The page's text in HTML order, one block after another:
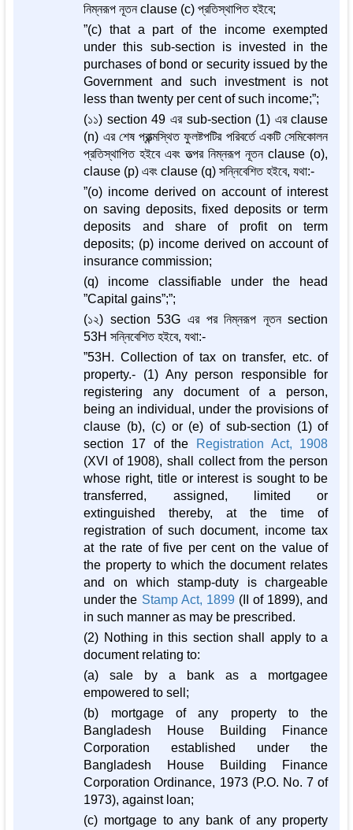
নিম্নরূপ নূতন clause (c) প্রতিস্থাপিত হইবে;
”(c) that a part of the income exempted
under this sub-section is invested in the
purchases of bond or security issued by the
Government and such investment is not
less than twenty per cent of such income;”;
(১১) section 49 এর sub-section (1) এর clause
(n) এর শেষ প্রান্ত্মস্থিত ফুলষ্টপটির পরিবর্তে একটি সেমিকোলন
প্রতিস্থাপিত হইবে এবং তত্পর নিম্নরূপ নূতন clause (o),
clause (p) এবং clause (q) সন্নিবেশিত হইবে, যথা:-
”(o) income derived on account of interest
on saving deposits, fixed deposits or term
deposits and share of profit on term
deposits; (p) income derived on account of
insurance commission;
(q) income classifiable under the head
”Capital gains”;”;
(১২) section 53G এর পর নিম্নরূপ নূতন section
53H সন্নিবেশিত হইবে, যথা:-
”53H. Collection of tax on transfer, etc. of
property.- (1) Any person responsible for
registering any document of a person,
being an individual, under the provisions of
clause (b), (c) or (e) of sub-section (1) of
section 17 of the
Registration Act, 1908
(XVI of 1908), shall collect from the person
whose right, title or interest is sought to be
transferred, assigned, limited or
extinguished thereby, at the time of
registration of such document, income tax
at the rate of five per cent on the value of
the property to which the document relates
and on which stamp-duty is chargeable
under the Stamp Act, 1899 (II of 1899), and
in such manner as may be prescribed.
(2) Nothing in this section shall apply to a
document relating to:
(a) sale by a bank as a mortgagee
empowered to sell;
(b) mortgage of any property to the
Bangladesh House Building Finance
Corporation established under the
Bangladesh House Building Finance
Corporation Ordinance, 1973 (P.O. No. 7 of
1973), against loan;
(c) mortgage to any bank of any property